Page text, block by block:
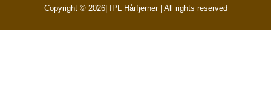
Copyright © 2026| IPL Hårfjerner | All rights reserved